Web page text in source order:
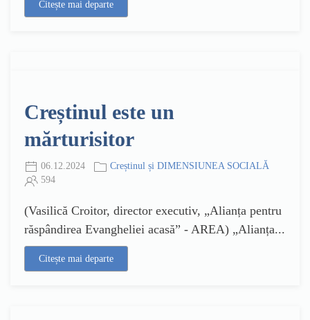
Citește mai departe
Creștinul este un
mărturisitor
06.12.2024
Creștinul și DIMENSIUNEA SOCIALĂ
594
(Vasilică Croitor, director executiv, „Alianța pentru
răspândirea Evangheliei acasă” - AREA) „Alianța...
Citește mai departe